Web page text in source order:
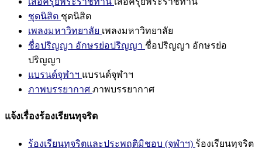
ชุดนิสิต ชุดนิสิต
เพลงมหาวิทยาลัย เพลงมหาวิทยาลัย
ชื่อปริญญา อักษรย่อปริญญา ชื่อปริญญา อักษรย่อ
ปริญญา
แบรนด์จุฬาฯ แบรนด์จุฬาฯ
ภาพบรรยากาศ ภาพบรรยากาศ
แจ้งเรื่องร้องเรียนทุจริต
ร้องเรียนทุจริตและประพฤติมิชอบ (จุฬาฯ) ร้องเรียนทุจริต